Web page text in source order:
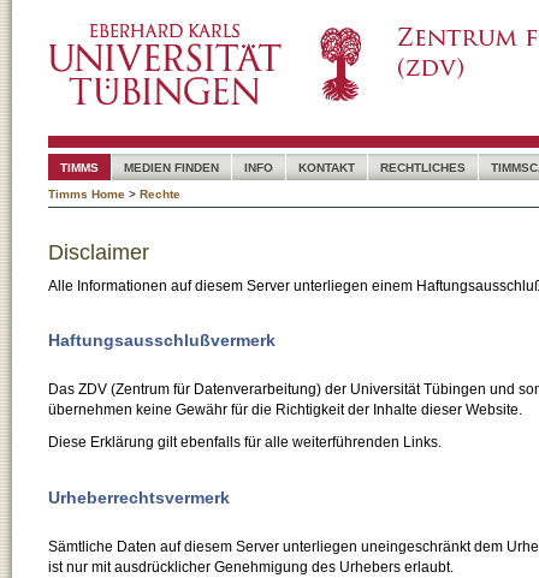
TIMMS MEDIEN FINDEN INFO KONTAKT RECHTLICHES
Timms Home > Rechte
Disclaimer
Alle Informationen auf diesem Server unterliegen einem
Haftungsausschlußvermerk
Das ZDV (Zentrum für Datenverarbeitung) der Universität Tübingen und
übernehmen keine Gewähr für die Richtigkeit der Inhalte dieser Website.
Diese Erklärung gilt ebenfalls für alle weiterführenden Links.
Urheberrechtsvermerk
Sämtliche Daten auf diesem Server unterliegen uneingeschränkt dem
ist nur mit ausdrücklicher Genehmigung des Urhebers erlaubt.